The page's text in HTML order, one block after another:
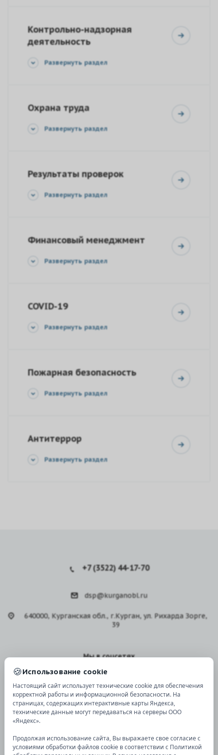
Контрольно-надзорная
деятельность
Развернуть раздел
Охрана труда
Развернуть раздел
Результаты проверок
Развернуть раздел
Финансовый менеджмент
Развернуть раздел
COVID-19
Развернуть раздел
Пожарная безопасность
Развернуть раздел
Антитеррор
Развернуть раздел
+7 (3522) 44-17-70
dsp@kurganobl.ru
640000, Курганская обл., г.Курган, ул. Рихарда Зорге,
39
Мы в соцсетях
Версия дляслабовидящих
© 2026 Все права защищены.
🍪Использование cookie
Настоящий сайт использует технические cookie для обеспечения
корректной работы и информационной безопасности. На
страницах, содержащих интерактивные карты Яндекса,
технические данные могут передаваться на серверы ООО
«Яндекс».
Продолжая использование сайта, Вы выражаете свое согласие с
условиями обработки файлов cookie в соответствии с Политикой